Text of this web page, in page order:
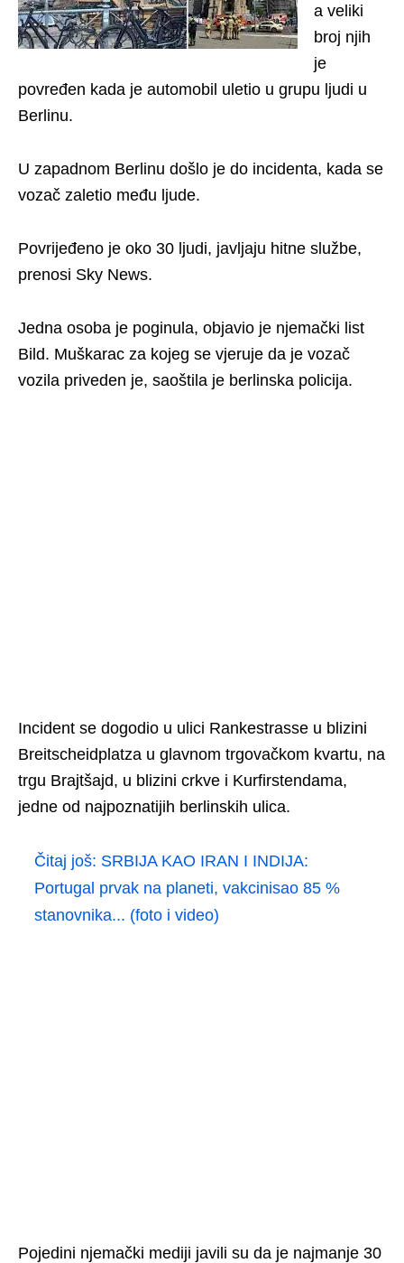
a veliki
broj njih
je
povređen kada je automobil uletio u grupu ljudi u
Berlinu.
U zapadnom Berlinu došlo je do incidenta, kada se
vozač zaletio među ljude.
Povrijeđeno je oko 30 ljudi, javljaju hitne službe,
prenosi Sky News.
Jedna osoba je poginula, objavio je njemački list
Bild. Muškarac za kojeg se vjeruje da je vozač
vozila priveden je, saoštila je berlinska policija.
Incident se dogodio u ulici Rankestrasse u blizini
Breitscheidplatza u glavnom trgovačkom kvartu, na
trgu Brajtšajd, u blizini crkve i Kurfirstendama,
jedne od najpoznatijih berlinskih ulica.
Čitaj još: SRBIJA KAO IRAN I INDIJA:
Portugal prvak na planeti, vakcinisao 85 %
stanovnika... (foto i video)
Pojedini njemački mediji javili su da je najmanje 30